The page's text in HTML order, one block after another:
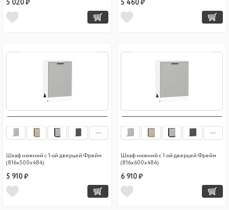
5 020 ₽ 5 460 ₽
Шкаф нижний с 1-ой дверцей Фрейм
(816х500х484)
5 910 ₽
Шкаф нижний с 1-ой дверцей Фрейм
(816х600х484)
6 910 ₽